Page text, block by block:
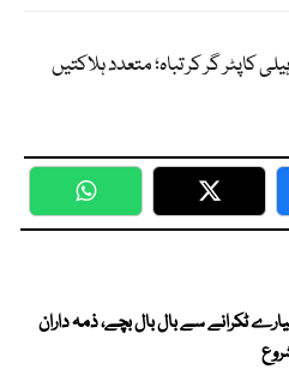
WhatsApp Twitter
ایئرپورٹ پر 2 طیارے ٹکرانے سے بال بال بچے، ذمہ داران